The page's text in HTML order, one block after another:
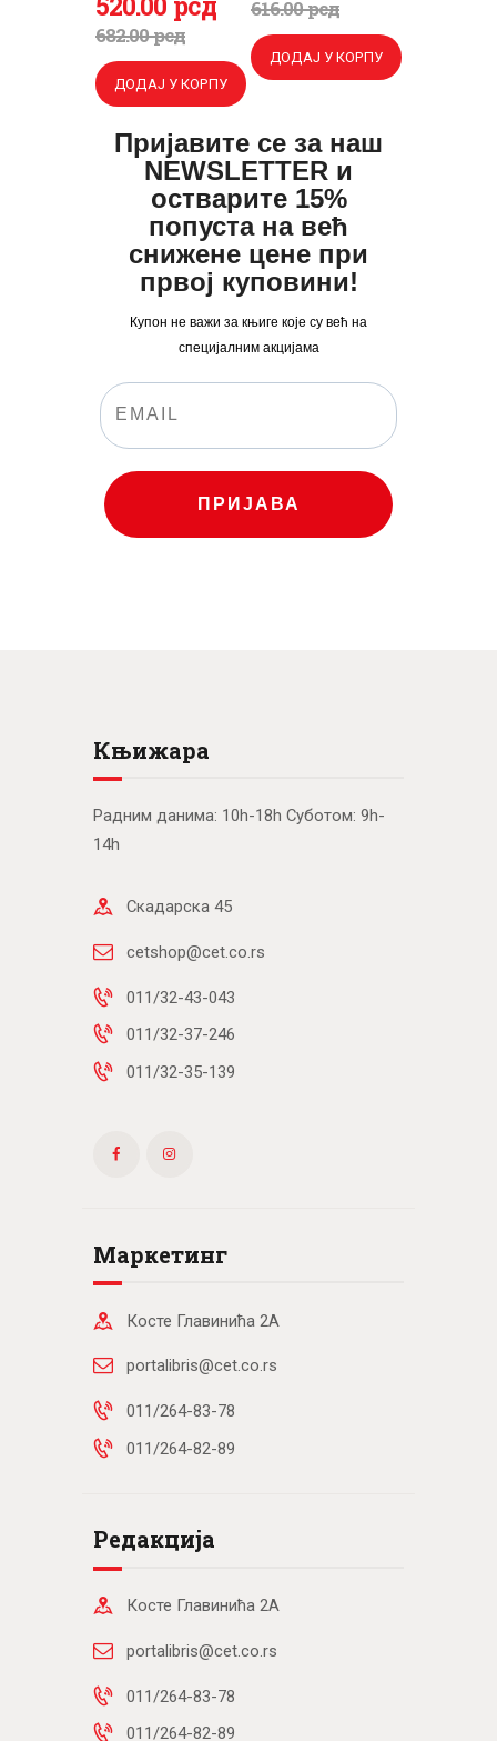
682.00рсд
цена
је
била:
682.
цена
је:
520.
ДОДАЈ У КОРПУ
616.00рсд
цена
је
била:
0
0
рсд.
цена
је:
470.
0
рсд.
ДОДАЈ У КОРПУ
Пријавите се за наш
NEWSLETTER и
остварите 15%
попуста на већ
снижене цене при
првој куповини!
Купон не важи за књиге које су већ на
специјалним акцијама
ПРИЈАВА
Књижара
Радним данима: 10h-18h Суботом: 9h-
14h
Скадарска 45
cetshop@cet.co.rs
011/32-43-043
011/32-37-246
011/32-35-139
Маркетинг
Косте Главинића 2А
portalibris@cet.co.rs
011/264-83-78
011/264-82-89
Редакција
Косте Главинића 2А
portalibris@cet.co.rs
011/264-83-78
011/264-82-89